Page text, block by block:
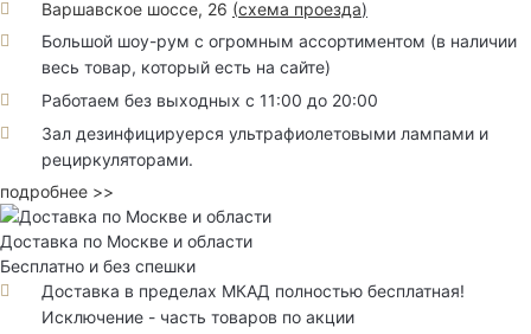
Варшавское шоссе, 26 (схема проезда)
Большой шоу-рум с огромным ассортиментом (в наличии
весь товар, который есть на сайте)
Работаем без выходных с 11:00 до 20:00
Зал дезинфицируерся ультрафиолетовыми лампами и
рециркуляторами.
подробнее >>
Доставка по Москве и области
Бесплатно и без спешки
Доставка в пределах МКАД полностью бесплатная!
Исключение - часть товаров по акции